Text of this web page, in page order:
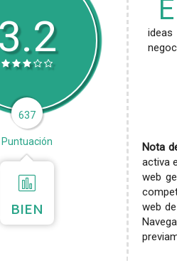
3.2
637
Puntuación
BIEN
E
Nota
activa
web
web